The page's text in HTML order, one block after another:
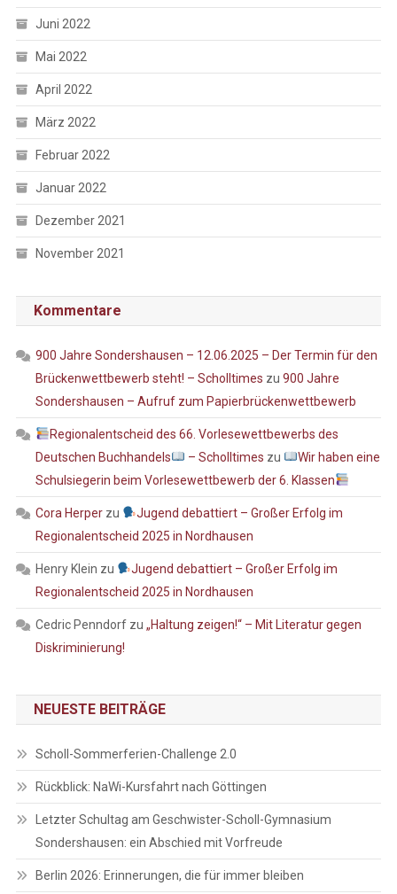
Juni 2022
Mai 2022
April 2022
März 2022
Februar 2022
Januar 2022
Dezember 2021
November 2021
Kommentare
900 Jahre Sondershausen – 12.06.2025 – Der Termin für den
Brückenwettbewerb steht! – Scholltimes zu 900 Jahre
Sondershausen – Aufruf zum Papierbrückenwettbewerb
Regionalentscheid des 66. Vorlesewettbewerbs des
Deutschen Buchhandels
– Scholltimes zu
Wir haben eine
Schulsiegerin beim Vorlesewettbewerb der 6. Klassen
Cora Herperzu
Jugend debattiert – Großer Erfolg im
Regionalentscheid 2025 in Nordhausen
Henry Klein zu
Jugend debattiert – Großer Erfolg im
Regionalentscheid 2025 in Nordhausen
Cedric Penndorfzu „Haltung zeigen!“ – Mit Literatur gegen
Diskriminierung!
NEUESTE BEITRÄGE
Scholl-Sommerferien-Challenge 2.0
Rückblick: NaWi-Kursfahrt nach Göttingen
Letzter Schultag am Geschwister-Scholl-Gymnasium
Sondershausen: ein Abschied mit Vorfreude
Berlin 2026: Erinnerungen, die für immer bleiben